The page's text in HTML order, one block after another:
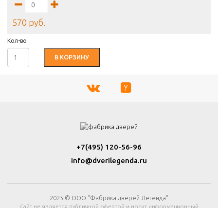
570 руб.
Кол-во
В КОРЗИНУ
+7(495) 120-56-96
info@dverilegenda.ru
2025 © ООО "Фабрика дверей Легенда"
Сайт не является публичной офертой и носит информационный